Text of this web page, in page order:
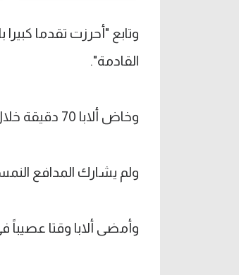
وتابع "أحرزت تقدما
القادمة".
وخاض ألابا 70 دقيقة خلال مواجهة النمسا أمام قبرص.
ولم يشارك المدافع
وأمضى ألابا وقتا عصيباً في مدريد بعد تعرضه في